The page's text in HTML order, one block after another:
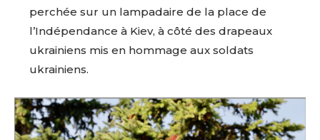
perchée sur un lampadaire de la place de
l’Indépendance à Kiev, à côté des drapeaux
ukrainiens mis en hommage aux soldats
ukrainiens.